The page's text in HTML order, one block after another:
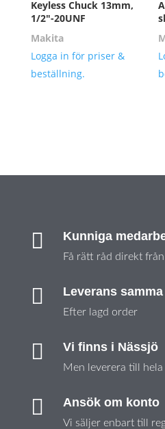
Keyless Chuck 13mm,
1/2″-20UNF
Makita
Logga in för priser &
beställning.
 Kunniga
Få rätt råd direkt från
 Leverans
Efter lagd order
 Vi finns i Nässjö
Men leverera till hela
 Ansök om konto
Vi säljer enbart till